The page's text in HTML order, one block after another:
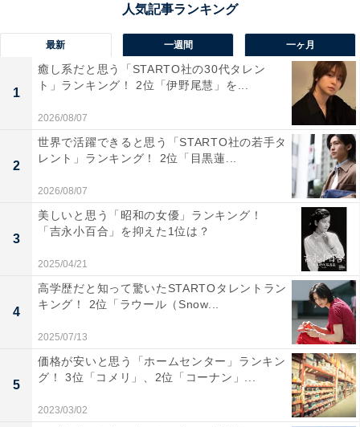
回答者からは「住んでいる人の民度が良いと感じる。ま
た、お金を持っている人が住んでいるイメージがあるか
ら」（20代女性／千葉県）、「若者文化やファッション
の最先端を連想させ、クールなイメージがあるから」
（30代女性／東京都）、「高級住宅街のイメージがあ
り、車も高級なように目得ると感じたため」（40代男性
／埼玉県）といった声が集まりました。
最新 一週間 一ヶ月
1
癒し系だと思う「STARTO社の30代タレン
ト」ランキング！ 2位「伊野尾慧」を...
2026/08/07
2
世界で活躍できると思う「STARTO社の若手タ
レント」ランキング！ 2位「目黒蓮...
2026/08/07
3
美しいと思う「昭和の女優」ランキング！
「吉永小百合」を抑えた1位は？
2025/04/21
4
高学歴だと知って驚いたSTARTOタレントラン
キング！ 2位「ラウール（Snow...
2025/07/13
5
価格が安いと思う「ホームセンター」ランキン
グ！ 3位「コメリ」、2位「コーナン」...
2023/03/02